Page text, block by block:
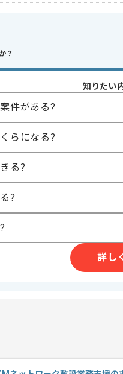
リティに関する知見
イル(スクラムイベント)に関す
た経験やスキルをお持ちであれば
2026/06/01
？
知りたい
件がある?
らになる?
る?
?
詳し